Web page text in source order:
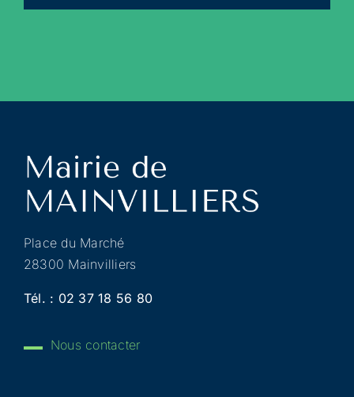
AAAA
Place du Marché
28300 Mainvilliers
Tél. : 02 37 18 56 80
Nous contacter